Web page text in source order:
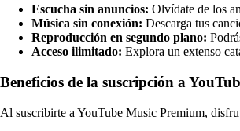
Escucha sin anuncios: Olvídate de los
Música sin conexión: Descarga tus
Reproducción en segundo plano:
Acceso ilimitado: Explora un extenso
Beneficios de la suscripción a
Al suscribirte a YouTube Music Premium,